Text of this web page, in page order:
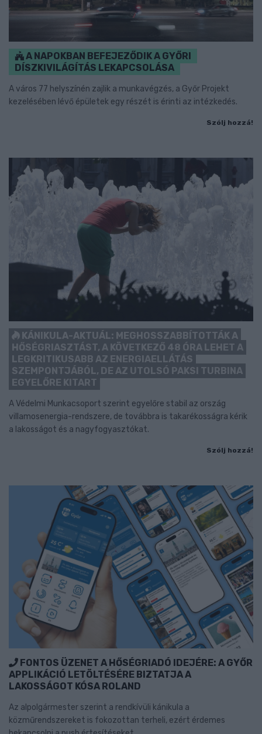
A NAPOKBAN BEFEJEZŐDIK A GYŐRI
DÍSZKIVILÁGÍTÁS LEKAPCSOLÁSA
A város 77 helyszínén zajlik a munkavégzés, a Győr Projekt
kezelésében lévő épületek egy részét is érinti az intézkedés.
Szólj hozzá!
KÁNIKULA-AKTUÁL: MEGHOSSZABBÍTOTTÁK A
HŐSÉGRIASZTÁST, A KÖVETKEZŐ 48 ÓRA LEHET A
LEGKRITIKUSABB AZ ENERGIAELLÁTÁS
SZEMPONTJÁBÓL, DE AZ UTOLSÓ PAKSI TURBINA
EGYELŐRE KITART
A Védelmi Munkacsoport szerint egyelőre stabil az ország
villamosenergia-rendszere, de továbbra is takarékosságra kérik
a lakosságot és a nagyfogyasztókat.
Szólj hozzá!
FONTOS ÜZENET A HŐSÉGRIADÓ IDEJÉRE: A GYŐR
APPLIKÁCIÓ LETÖLTÉSÉRE BIZTATJA A
LAKOSSÁGOT KÓSA ROLAND
Az alpolgármester szerint a rendkívüli kánikula a
közműrendszereket is fokozottan terheli, ezért érdemes